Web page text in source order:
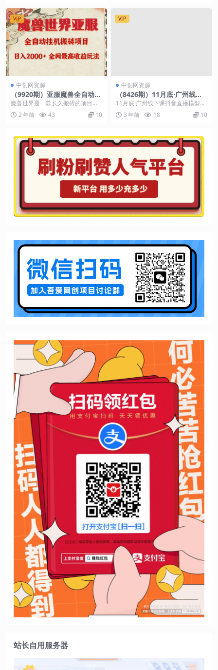
VIP
中创网资源
（9920期）亚服魔兽全自动搬
砖项目，日入2000+，全网独
家最高收益玩法。
魔兽世界是一款长久搬砖的项目，
只要游戏不倒闭就可以一直搬。 这
个游戏已经持续20...
2 年前 43 10
VIP
中创网资源
（8426期）11月底·广州线下
课抖音直播模型落地-特训营，
短视频 引流+爆品+付费，短..
11月底·广州线下课抖音直播模型落
地特训营，短视频 引流+爆品+付
费，短视频锤爆...
3 年前 18 10
站长自用服务器